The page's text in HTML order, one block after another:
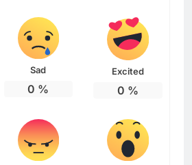
Sad
0 %
Excited
0 %